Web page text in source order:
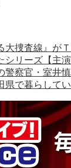
大捜査線』が
シリーズ【主
警察官・室井
県で暮らして